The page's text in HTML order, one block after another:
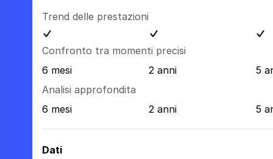
Trend delle prestazioni
Confronto tra momenti precisi
6 mesi
2 anni
5
Analisi approfondita
6 mesi
2 anni 5
Dati